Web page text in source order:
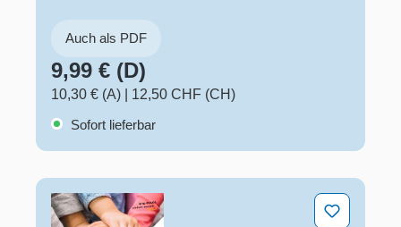
Auch als PDF
9,99 € (D)
10,30 € (A)
12,50 CHF (CH)
Sofort lieferbar
Morgenkreisspiele für die Kita